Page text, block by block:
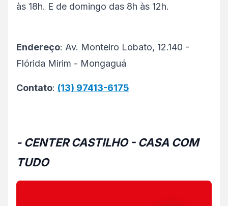
às 18h. E de domingo das 8h às 12h.
Endereço: Av. Monteiro Lobato, 12.140 -
Flórida Mirim - Mongaguá
Contato: (13) 97413-6175
- CENTER CASTILHO - CASA COM
TUDO